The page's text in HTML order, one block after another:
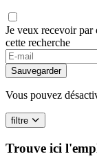
Je veux recevoir par
cette recherche
Sauvegarder
Vous pouvez
filtre
Trouve ici